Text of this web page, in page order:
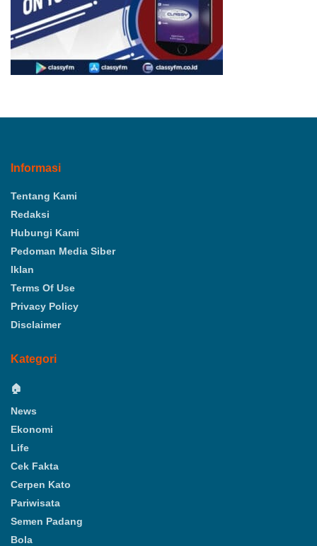
Informasi
Tentang Kami
Redaksi
Hubungi Kami
Pedoman Media Siber
Iklan
Terms Of Use
Privacy Policy
Disclaimer
Kategori
🏠
News
Ekonomi
Life
Cek Fakta
Cerpen Kato
Pariwisata
Semen Padang
Bola